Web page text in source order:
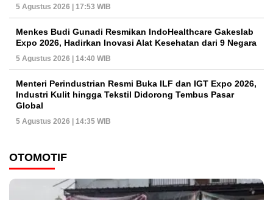
5 Agustus 2026 | 17:53 WIB
Menkes Budi Gunadi Resmikan IndoHealthcare Gakeslab
Expo 2026, Hadirkan Inovasi Alat Kesehatan dari 9 Negara
5 Agustus 2026 | 14:40 WIB
Menteri Perindustrian Resmi Buka ILF dan IGT Expo 2026,
Industri Kulit hingga Tekstil Didorong Tembus Pasar
Global
5 Agustus 2026 | 14:35 WIB
OTOMOTIF